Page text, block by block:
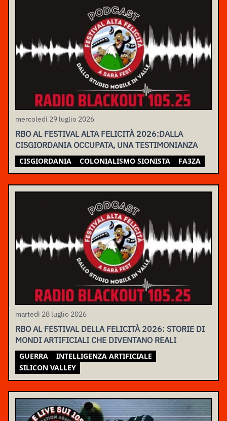
mercoledì 29 luglio 2026
RBO AL FESTIVAL ALTA FELICITÀ 2026:DALLA
CISGIORDANIA OCCUPATA, UNA TESTIMONIANZA
CISGIORDANIA COLONIALISMO SIONISTA FA3ZA
martedì 28 luglio 2026
RBO AL FESTIVAL DELLA FELICITÀ 2026: STORIE DI
MONDI ARTIFICIALI CHE DIVENTANO REALI
GUERRA
INTELLIGENZA ARTIFICIALE
SILICON VALLEY